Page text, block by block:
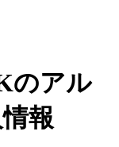
のアル
報